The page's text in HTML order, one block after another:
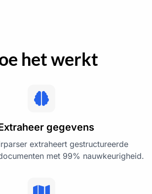
het werkt
gegevens
extraheert gestructureerde
met 99% nauwkeurigheid.